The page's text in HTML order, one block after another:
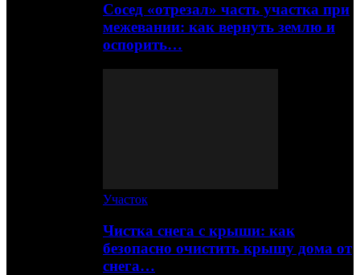
Сосед «отрезал» часть участка при
межевании: как вернуть землю и
оспорить…
Участок
Чистка снега с крыши: как
безопасно очистить крышу дома от
снега…